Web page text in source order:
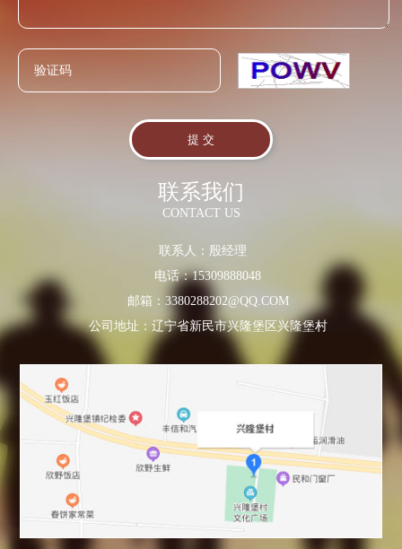
费者健康饮酒提供正确的方式引导。 白酒发展至今，与社会
进步密切相关，对社会责任的自觉担当，使白酒始终与广大
人民的利益、感情紧紧联系在一起，动力充沛，欣欣向荣。
联系我们
CONTACT US
联系人：殷经理
电话：15309888048
邮箱：3380288202@QQ.COM
公司地址：辽宁省新民市兴隆堡区兴隆堡村